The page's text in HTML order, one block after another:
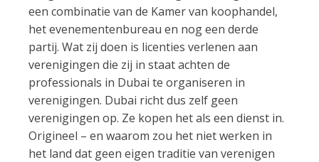
een combinatie van de Kamer van koophandel,
het evenementenbureau en nog een derde
partij. Wat zij doen is licenties verlenen aan
verenigingen die zij in staat achten de
professionals in Dubai te organiseren in
verenigingen. Dubai richt dus zelf geen
verenigingen op. Ze kopen het als een dienst in.
Origineel – en waarom zou het niet werken in
het land dat geen eigen traditie van verenigen